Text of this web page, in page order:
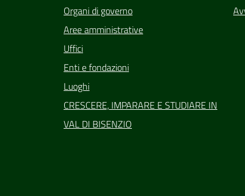
Organi di governo
Aree amministrative
Uffici
Enti e fondazioni
Luoghi
CRESCERE, IMPARARE E STUDIARE IN
VAL DI BISENZIO